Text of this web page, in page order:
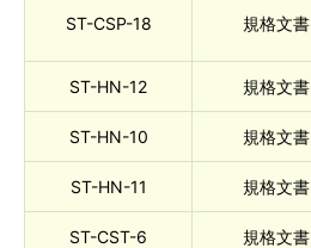
ST-CSP-18 規格文書
ST-HN-12 規格文書
ST-HN-10 規格文書
ST-HN-11 規格文書
ST-CST-6 規格文書